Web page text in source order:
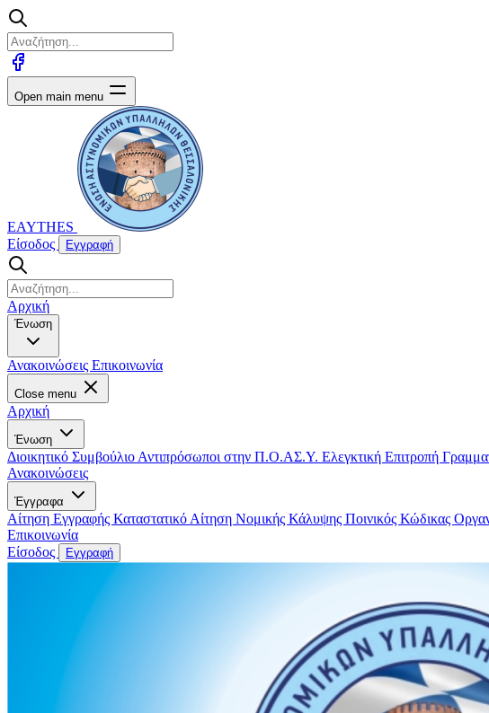
Open main menu
EAYTHES
Είσοδος
Εγγραφή
Αρχική
Ένωση
Ανακοινώσεις Επικοινωνία
Close menu
Αρχική
Ένωση
Διοικητικό Συμβούλιο Αντιπρόσωποι στην Π.Ο.ΑΣ.Υ. Ελεγκτική Επιτροπή
Ανακοινώσεις
Έγγραφα
Αίτηση Εγγραφής Καταστατικό Αίτηση Νομικής Κάλυψης Ποινικός Κώδικας
Επικοινωνία
Είσοδος
Εγγραφή